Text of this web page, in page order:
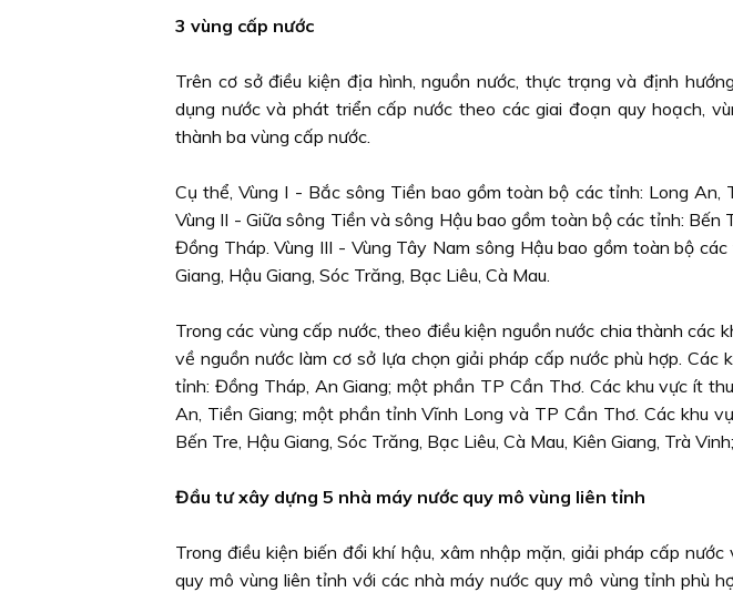
3 vùng cấp nước
Trên cơ sở điều kiện địa hình, nguồn nước, thực trạng và định
dụng nước và phát triển cấp nước theo các giai đoạn quy hoạch,
thành ba vùng cấp nước.
Cụ thể, Vùng I - Bắc sông Tiền bao gồm toàn bộ các tỉnh: Long
Vùng II - Giữa sông Tiền và sông Hậu bao gồm toàn bộ các tỉnh:
Đồng Tháp. Vùng III - Vùng Tây Nam sông Hậu bao gồm toàn bộ
Giang, Hậu Giang, Sóc Trăng, Bạc Liêu, Cà Mau.
Trong các vùng cấp nước, theo điều kiện nguồn nước chia thành các
về nguồn nước làm cơ sở lựa chọn giải pháp cấp nước phù hợp. Các
tỉnh: Đồng Tháp, An Giang; một phần TP Cần Thơ. Các khu vực ít
An, Tiền Giang; một phần tỉnh Vĩnh Long và TP Cần Thơ. Các khu
Bến Tre, Hậu Giang, Sóc Trăng, Bạc Liêu, Cà Mau, Kiên Giang, Trà
Đầu tư xây dựng 5 nhà máy nước quy mô vùng liên tỉnh
Trong điều kiện biến đổi khí hậu, xâm nhập mặn, giải pháp cấp
quy mô vùng liên tỉnh với các nhà máy nước quy mô vùng tỉnh phù